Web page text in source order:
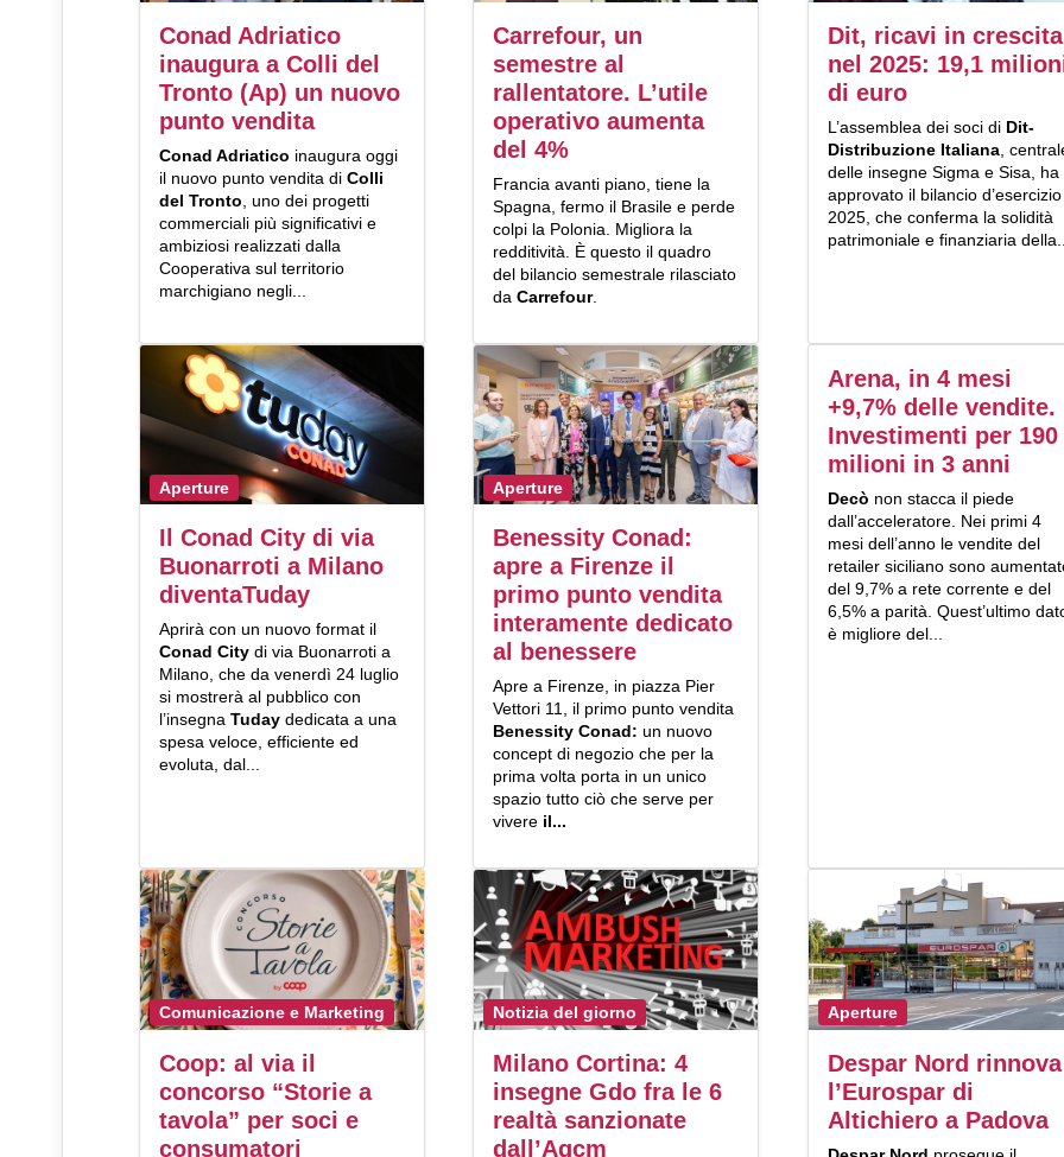
Conad Adriatico
inaugura a Colli del
Tronto (Ap) un nuovo
punto vendita
Conad Adriatico inaugura oggi
il nuovo punto vendita di Colli
del Tronto , uno dei progetti
commerciali più significativi e
ambiziosi realizzati dalla
Cooperativa sul territorio
marchigiano negli...
Carrefour, un
semestre al
rallentatore. L’utile
operativo aumenta
del 4%
Francia avanti piano, tiene la
Spagna, fermo il Brasile e perde
colpi la Polonia. Migliora la
redditività. È questo il quadro
del bilancio semestrale rilasciato
daCarrefour.
Dit, ricavi in crescita
nel 2025: 19,1
di euro
L’assemblea dei soci di Dit-
Distribuzione Italiana,
delle insegne Sigma e Sisa, ha
approvato il bilancio d’esercizio
2025, che conferma la solidità
patrimoniale e finanziaria della...
Aperture
Il Conad City di via
Buonarroti a Milano
diventaTuday
Aprirà con un nuovo format il
Conad City di via Buonarroti a
Milano, che da venerdì 24 luglio
si mostrerà al pubblico con
l’insegna Tuday dedicata a una
spesa veloce, efficiente ed
evoluta, dal...
Aperture
Benessity Conad:
apre a Firenze il
primo punto vendita
interamente dedicato
al benessere
Apre a Firenze, in piazza Pier
Vettori 11, il primo punto vendita
Benessity Conad:un nuovo
concept di negozio che per la
prima volta porta in un unico
spazio tutto ciò che serve per
vivere il...
Arena, in 4 mesi
+9,7% delle vendite.
Investimenti per 190
milioni in 3 anni
Decò non stacca il piede
dall’acceleratore. Nei primi 4
mesi dell’anno le vendite del
retailer siciliano sono
del 9,7% a rete corrente e del
6,5% a parità. Quest’ultimo
è migliore del...
Comunicazione e Marketing
Coop: al via il
concorso “Storie a
tavola” per soci e
consumatori
Notizia del giorno
Milano Cortina: 4
insegne Gdo fra le 6
realtà sanzionate
dall’Agcm
Aperture
Despar Nord rinnova
l’Eurospar di
Altichiero a Padova